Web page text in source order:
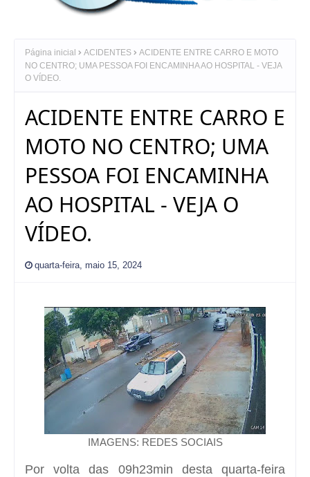
Página inicial ACIDENTES
ACIDENTE ENTRE CARRO E MOTO
NO CENTRO; UMA PESSOA FOI ENCAMINHA AO HOSPITAL - VEJA
O VÍDEO.
ACIDENTE ENTRE CARRO E
MOTO NO CENTRO; UMA
PESSOA FOI ENCAMINHA
AO HOSPITAL - VEJA O
VÍDEO.
quarta-feira, maio 15, 2024
IMAGENS: REDES SOCIAIS
Por volta das 09h23min desta quarta-feira